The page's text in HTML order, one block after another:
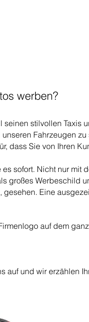
werben?
seinen stilvollen
Fahrzeugen
dass Sie von Ihren
sofort. Nicht nur
großes Werbeschild
Eine
auf dem
auf und wir erzählen